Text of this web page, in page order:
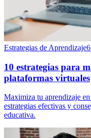
Estrategias de Aprendizaje6
10 estrategias para
plataformas virtuales
Maximiza tu aprendizaje
estrategias efectivas y
educativa.